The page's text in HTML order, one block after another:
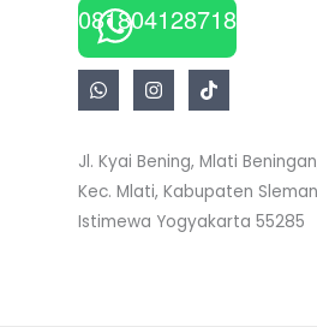
081804128718
Jl. Kyai Bening, Mlati
Kec. Mlati, Kabupaten
Istimewa Yogyakarta 55285